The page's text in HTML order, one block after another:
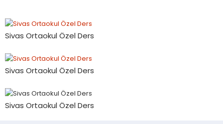
Sivas Ortaokul Özel Ders
Sivas Ortaokul Özel Ders
Sivas Ortaokul Özel Ders